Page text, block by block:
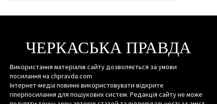
ЧЕРКАСЬКА ПРАВДА
Використання матеріалів сайту дозволяється за умови
посилання на chpravda.com
Інтернет-медіа повинні використовувати відкрите
гіперпосилання для пошукових систем. Редакція сайту не може